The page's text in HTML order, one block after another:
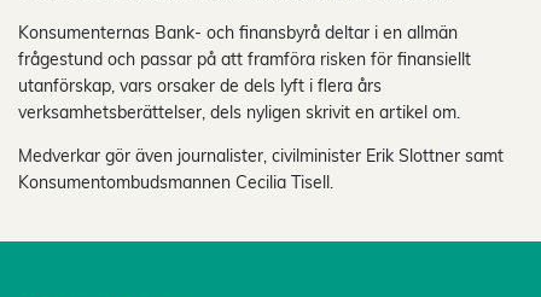
Konsumenternas Bank- och finansbyrå deltar i en allmän
frågestund och passar på att framföra risken för finansiellt
utanförskap, vars orsaker de dels lyft i flera års
verksamhetsberättelser, dels nyligen skrivit en artikel om.
Medverkar gör även journalister, civilminister Erik Slottner samt
Konsumentombudsmannen Cecilia Tisell.